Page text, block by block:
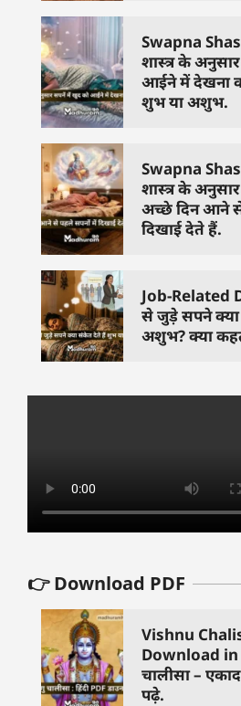
Swapna
शास्त्र के
आईने में देखना
शुभ या अशुभ.
Swapna
शास्त्र के
अच्छे दिन आने
दिखाई देते हैं.
Job-Related
से जुड़े सपने
अशुभ? क्या
👉 Download PDF
Vishnu
Download in
चालीसा –
पढ़े.